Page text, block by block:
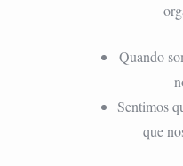
Quando
Sentimos
que